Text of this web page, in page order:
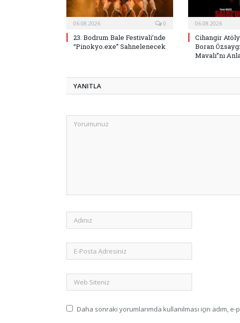
06.08.2026 0
23. Bodrum Bale Festivali’nde
“Pinokyo.exe” Sahnelenecek
06.08.2026
Cihangir
Boran
Mavalı”nı
YANITLA
Daha sonraki yorumlarımda kullanılması için adım,